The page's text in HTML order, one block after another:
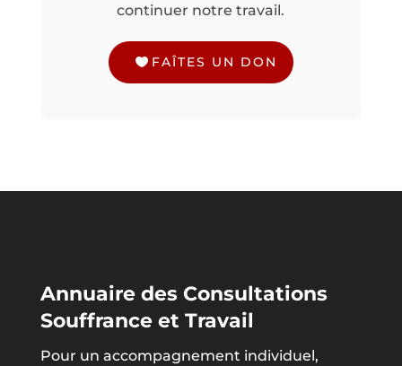
continuer notre travail.
FAÎTES UN DON
Annuaire des Consultations
Souffrance et Travail
Pour un accompagnement individuel,